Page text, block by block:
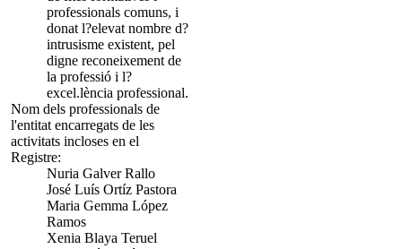
professionals comuns, i
donat l?elevat nombre d?
intrusisme existent, pel
digne reconeixement de
la professió i l?
excel.lència professional.
Nom dels professionals de
l'entitat encarregats de les
activitats incloses en el
Registre:
Nuria Galver Rallo
José Luís Ortíz Pastora
Maria Gemma López
Ramos
Xenia Blaya Teruel